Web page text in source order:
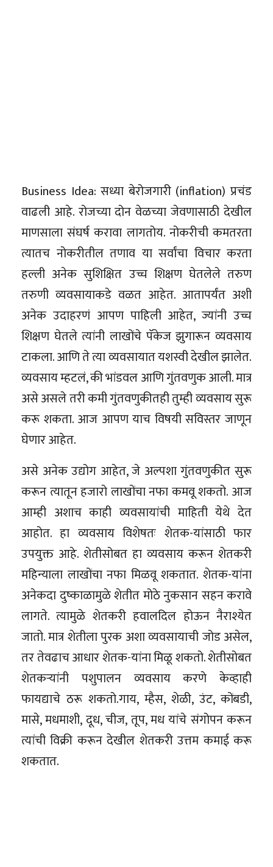
Business Idea: सध्या बेरोजगारी (inflation) प्रचंड
वाढली आहे. रोजच्या दोन वेळच्या जेवणासाठी देखील
माणसाला संघर्ष करावा लागतोय. नोकरीची कमतरता
त्यातच नोकरीतील तणाव या सर्वांचा विचार करता
हल्ली अनेक सुशिक्षित उच्च शिक्षण घेतलेले तरुण
तरुणी व्यवसायाकडे वळत आहेत. आतापर्यंत अशी
अनेक उदाहरणं आपण पाहिली आहेत, ज्यांनी उच्च
शिक्षण घेतले त्यांनी लाखोंचे पॅकेज झुगारून व्यवसाय
टाकला. आणि ते त्या व्यवसायात यशस्वी देखील झालेत.
व्यवसाय म्हटलं, की भांडवल आणि गुंतवणुक आली. मात्र
असे असले तरी कमी गुंतवणुकीतही तुम्ही व्यवसाय सुरू
करू शकता. आज आपण याच विषयी सविस्तर जाणून
घेणार आहेत.
असे अनेक उद्योग आहेत, जे अल्पशा गुंतवणुकीत सुरू
करून त्यातून हजारो लाखोंचा नफा कमवू शकतो. आज
आम्ही अशाच काही व्यवसायांची माहिती येथे देत
आहोत. हा व्यवसाय विशेषतः शेतक-यांसाठी फार
उपयुक्त आहे. शेतीसोबत हा व्यवसाय करून शेतकरी
महिन्याला लाखोंचा नफा मिळवू शकतात. शेतक-यांना
अनेकदा दुष्काळामुळे शेतीत मोठे नुकसान सहन करावे
लागते. त्यामुळे शेतकरी हवालदिल होऊन नैराश्येत
जातो. मात्र शेतीला पुरक अशा व्यवसायाची जोड असेल,
तर तेवढाच आधार शेतक-यांना मिळू शकतो. शेतीसोबत
शेतकऱ्यांनी पशुपालन व्यवसाय करणे केव्हाही
फायद्याचे ठरू शकतो.गाय, म्हैस, शेळी, उंट, कोंबडी,
मासे, मधमाशी, दूध, चीज, तूप, मध यांचे संगोपन करून
त्यांची विक्री करून देखील शेतकरी उत्तम कमाई करू
शकतात.